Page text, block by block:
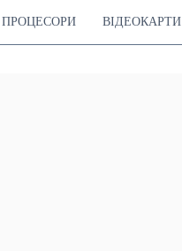
ПРОЦЕСОРИ ВІДЕОКАРТИ